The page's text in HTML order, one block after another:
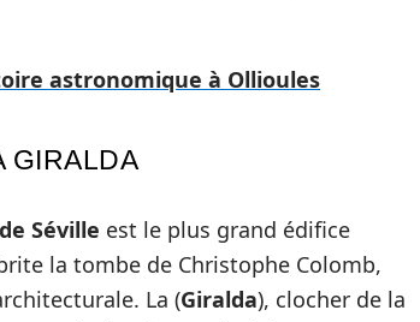
astronomique à Ollioules
GIRALDA
Séville est le plus grand édifice
la tombe de Christophe Colomb,
La (Giralda), clocher de la